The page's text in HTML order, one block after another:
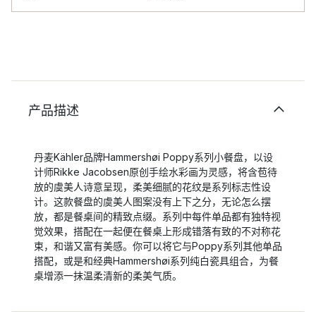
产品描述
丹麦Kähler品牌Hammershøi Poppy系列小餐盘，以设
计师Rikke Jacobsen原创手绘水彩画为灵感，将含苞待
放的虞美人诗意呈现，柔美细腻的花纹是系列标志性设
计。这款餐盘的虞美人图案没有上下之分，无论怎么摆
放，都是餐桌间的精致点缀。系列中每件单品都有独特视
觉效果，搭配在一起便在餐桌上形成错落有致的不对称花
束，和谐又富有美感。你可以将它与Poppy系列其他单品
搭配，或是和经典Hammershøi系列纯白瓷具组合，为餐
桌增添一抹温柔清新的柔美气质。